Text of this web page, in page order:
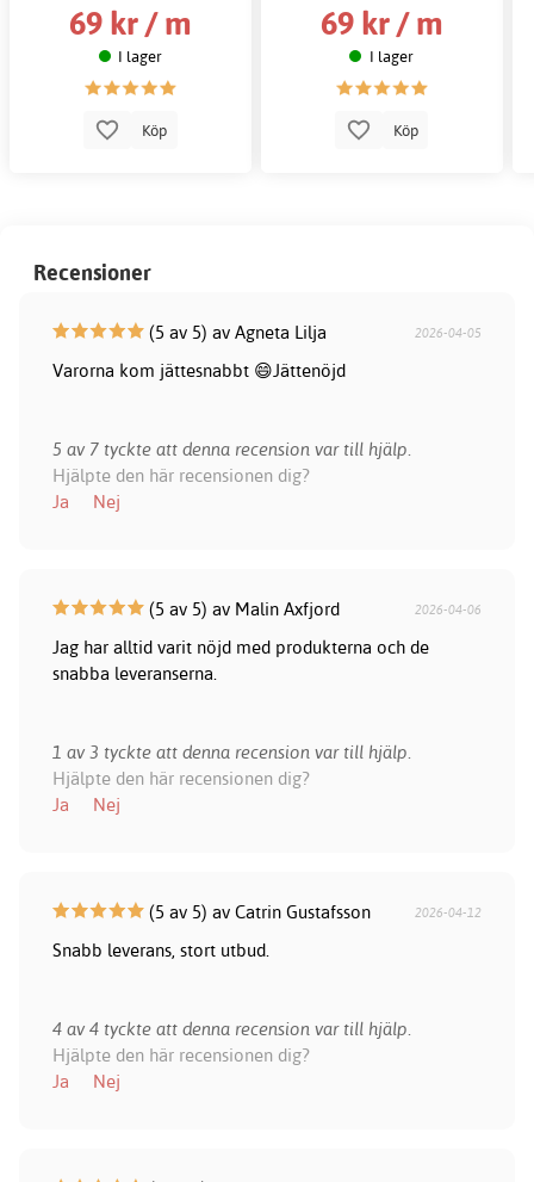
69 kr / m
I lager
Köp
69 kr / m
I lager
Köp
Recensioner
(5 av 5) av Agneta Lilja 2026-04-05
Varorna kom jättesnabbt 😄Jättenöjd
5 av 7 tyckte att denna recension var till hjälp.
Hjälpte den här recensionen dig?
Ja
Nej
(5 av 5) av Malin Axfjord 2026-04-06
Jag har alltid varit nöjd med produkterna och de
snabba leveranserna.
1 av 3 tyckte att denna recension var till hjälp.
Hjälpte den här recensionen dig?
Ja
Nej
(5 av 5) av Catrin Gustafsson 2026-04-12
Snabb leverans, stort utbud.
4 av 4 tyckte att denna recension var till hjälp.
Hjälpte den här recensionen dig?
Ja
Nej